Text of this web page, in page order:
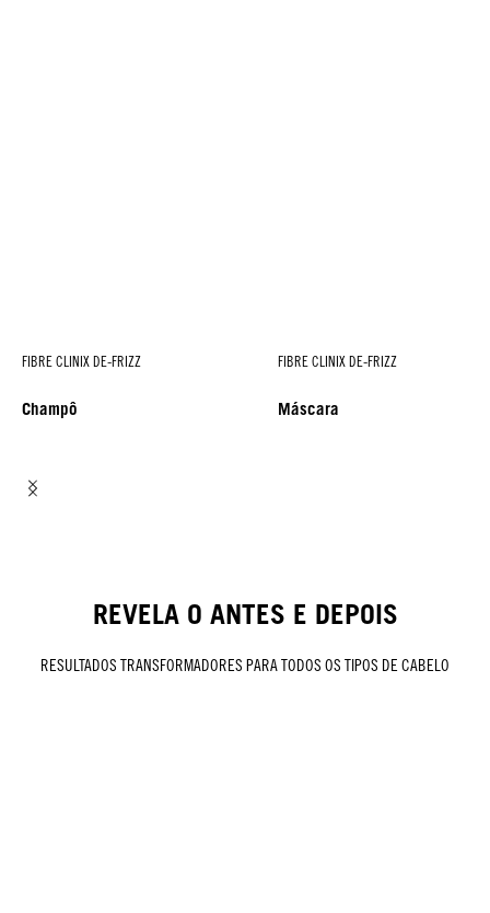
FIBRE CLINIX DE-FRIZZ
Champô
FIBRE CLINIX DE-FRIZZ
Máscara
REVELA O ANTES E DEPOIS
RESULTADOS TRANSFORMADORES PARA TODOS OS TIPOS DE CABELO